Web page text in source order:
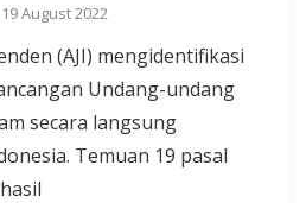
19 August 2022
(AJI) mengidentifikasi
Undang-undang
secara langsung
Temuan 19 pasal